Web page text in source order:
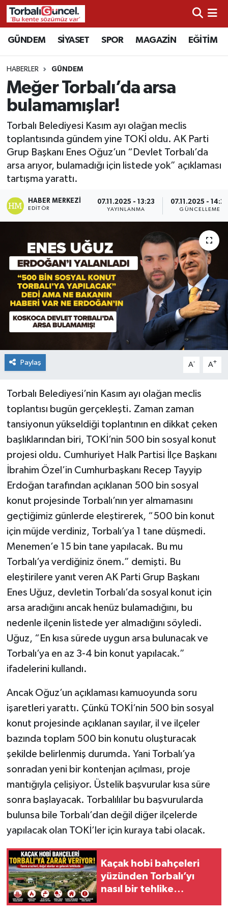
GÜNDEM SİYASET SPOR MAGAZİN EĞİTİM
HABERLER GÜNDEM
Meğer Torbalı’da arsa
bulamamışlar!
Torbalı Belediyesi Kasım ayı olağan meclis
toplantısında gündem yine TOKİ oldu. AK Parti
Grup Başkanı Enes Oğuz’un “Devlet Torbalı’da
arsa arıyor, bulamadığı için listede yok” açıklaması
tartışma yarattı.
HABER MERKEZI
EDITÖR
07.11.2025 - 13:23
YAYINLANMA
07.11.2025 -
GÜNCELLEME
Paylaş A- A+
Torbalı Belediyesi’nin Kasım ayı olağan meclis
toplantısı bugün gerçekleşti. Zaman zaman
tansiyonun yükseldiği toplantının en dikkat çeken
başlıklarından biri, TOKİ’nin 500 bin sosyal konut
projesi oldu. Cumhuriyet Halk Partisi İlçe Başkanı
İbrahim Özel’in Cumhurbaşkanı Recep Tayyip
Erdoğan tarafından açıklanan 500 bin sosyal
konut projesinde Torbalı’nın yer almamasını
geçtiğimiz günlerde eleştirerek, “500 bin konut
için müjde verdiniz, Torbalı’ya 1 tane düşmedi.
Menemen’e 15 bin tane yapılacak. Bu mu
Torbalı’ya verdiğiniz önem.” demişti. Bu
eleştirilere yanıt veren AK Parti Grup Başkanı
Enes Uğuz, devletin Torbalı’da sosyal konut için
arsa aradığını ancak henüz bulamadığını, bu
nedenle ilçenin listede yer almadığını söyledi.
Uğuz, “En kısa sürede uygun arsa bulunacak ve
Torbalı’ya en az 3-4 bin konut yapılacak.”
ifadelerini kullandı.
Ancak Oğuz’un açıklaması kamuoyunda soru
işaretleri yarattı. Çünkü TOKİ’nin 500 bin sosyal
konut projesinde açıklanan sayılar, il ve ilçeler
bazında toplam 500 bin konutu oluşturacak
şekilde belirlenmiş durumda. Yani Torbalı’ya
sonradan yeni bir kontenjan açılması, proje
mantığıyla çelişiyor. Üstelik başvurular kısa süre
sonra başlayacak. Torbalılılar bu başvurularda
bulunsa bile Torbalı’dan değil diğer ilçelerde
yapılacak olan TOKİ’ler için kuraya tabi olacak.
Kaçak hobi bahçeleri
yüzünden Torbalı’yı
nasıl bir tehlike
İzmir Nöbetçi Eczaneler
İzmir Hava Durumu
İzmir Namaz Vakitleri
İzmir Trafik Yoğunluk Haritası
Süper Lig Puan Durumu ve Fikstür
Tüm Manşetler
Haber Arşivi